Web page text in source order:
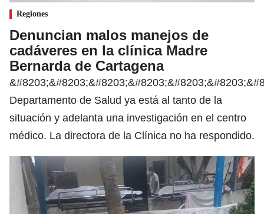
Regiones
Denuncian malos manejos de
cadáveres en la clínica Madre
Bernarda de Cartagena
Departamento de Salud ya está al tanto de la
situación y adelanta una investigación en el centro
médico. La directora de la Clínica no ha respondido.